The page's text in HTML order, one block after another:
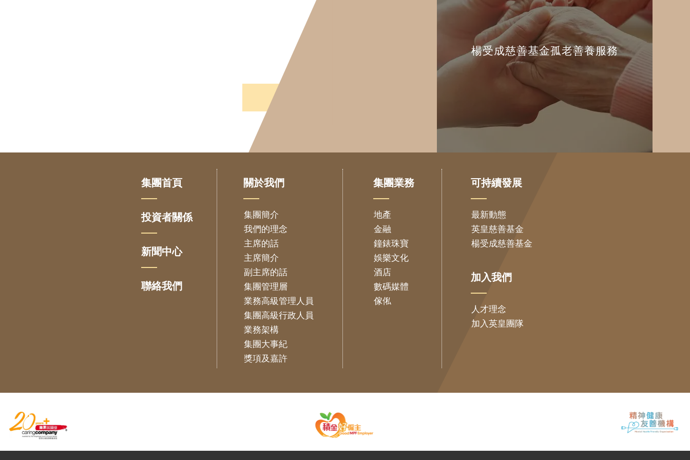
楊受成慈善基金孤老善養服務
集團首頁
投資者關係
新聞中心
聯絡我們
關於我們
集團簡介
我們的理念
主席的話
主席簡介
副主席的話
集團管理層
業務高級管理人員
集團高級行政人員
業務架構
集團大事紀
獎項及嘉許
集團業務
地產
金融
鐘錶珠寶
娛樂文化
酒店
數碼媒體
傢俬
可持續發展
最新動態
英皇慈善基金
楊受成慈善基金
加入我們
人才理念
加入英皇團隊